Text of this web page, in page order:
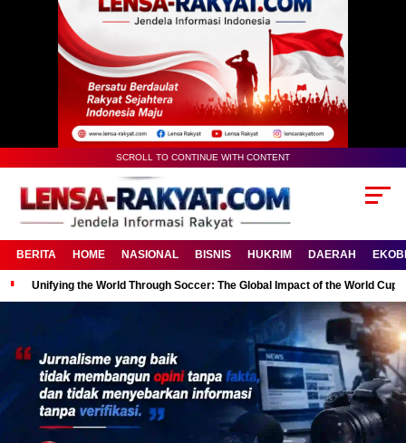
SCROLL TO CONTINUE WITH CONTENT
BERITA HOME NASIONAL BISNIS HUKRIM DAERAH
Unifying the World Through Soccer: The Global Impact of the World Cup